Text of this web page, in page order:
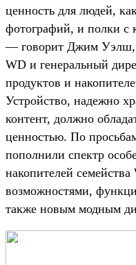
ценность для людей,
фотографий, и полки с
— говорит Джим Уэлш,
WD и генеральный
продуктов и
Устройство, надежно
контент, должно
ценностью. По
пополнили спектр
накопителей
возможностями,
также новым модным